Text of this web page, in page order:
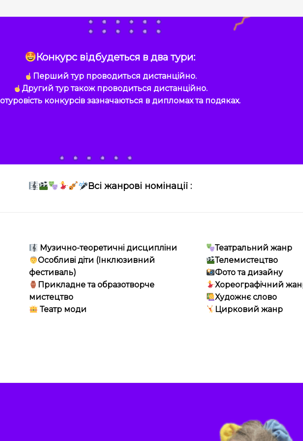
Конкурс відбудеться в два тури:
Перший тур проводиться дистанційно.
Другий тур також проводиться дистанційно.
конкурсів зазначаються в дипломах та подяках.
Всі жанрові номінації :
Музично-теоретичні дисципліни
Особливі діти (Інклюзивний
фестиваль)
Прикладне та образотворче
мистецтво
Театр моди
Театральний жанр
Телемистецтво
Фото та дизайну
Хореографічний
Художнє слово
Цирковий жанр